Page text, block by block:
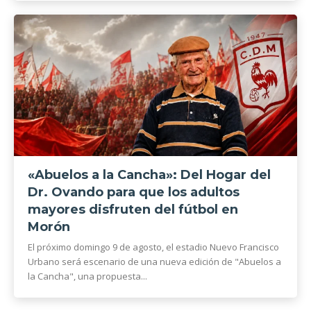
«Abuelos a la Cancha»: Del Hogar del
Dr. Ovando para que los adultos
mayores disfruten del fútbol en
Morón
El próximo domingo 9 de agosto, el estadio Nuevo Francisco
Urbano será escenario de una nueva edición de "Abuelos a
la Cancha", una propuesta...